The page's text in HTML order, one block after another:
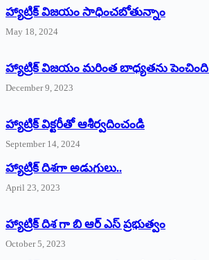
హ్యాట్రిక్‌ విజయం సాధించబోతున్నాం
May 18, 2024
హ్యాట్రిక్ విజయం మరింత బాధ్యతను పెంచింది
December 9, 2023
హ్యాట్రిక్‌ ‌విక్టరీతో ఆశీర్వదించండి
September 14, 2024
‌హ్యాట్రిక్‌ ‌దిశగా అడుగులు..
April 23, 2023
హ్యాట్రిక్ దిశ గా బి ఆర్ ఎస్ ప్రభుత్వం
October 5, 2023